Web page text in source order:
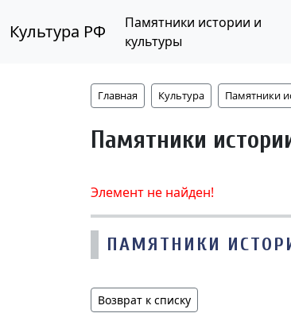
Культура РФ
Памятники истории и
культуры
Главная Культура Памятники
Памятники
Элемент не найден!
ПАМЯТНИКИ
Возврат к списку